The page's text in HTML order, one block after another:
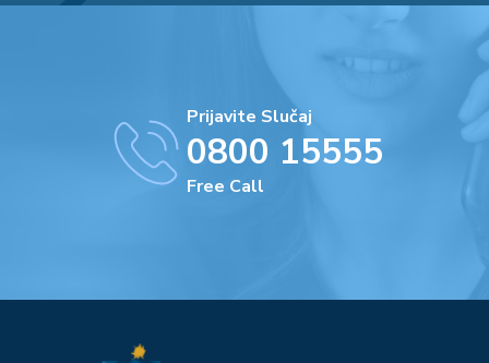
Prijavite Slučaj
0800 15555
Free Call